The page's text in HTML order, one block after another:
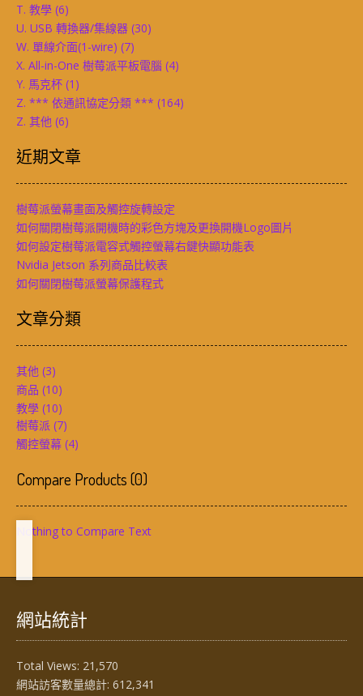
T. 教學 (6)
U. USB 轉換器/集線器 (30)
W. 單線介面(1-wire) (7)
X. All-in-One 樹莓派平板電腦 (4)
Y. 馬克杯 (1)
Z. *** 依通訊協定分類 *** (164)
Z. 其他 (6)
近期文章
樹莓派螢幕畫面及觸控旋轉設定
如何關閉樹莓派開機時的彩色方塊及更換開機Logo圖片
如何設定樹莓派電容式觸控螢幕右鍵快顯功能表
Nvidia Jetson 系列商品比較表
如何關閉樹莓派螢幕保護程式
文章分類
其他 (3)
商品 (10)
教學 (10)
樹莓派 (7)
觸控螢幕 (4)
Compare Products(0)
Nothing to Compare Text
網站統計
Total Views: 21,570
網站訪客數量總計: 612,341